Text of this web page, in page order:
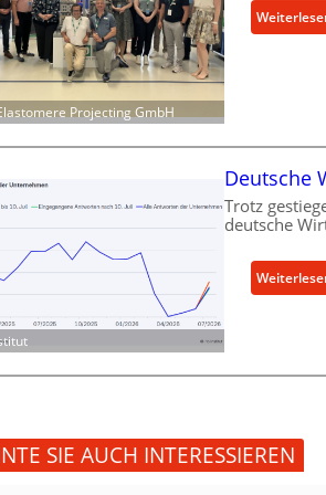
Projecting GmbH
Deutsche
Trotz
deutsche
SIE AUCH INTERESSIEREN